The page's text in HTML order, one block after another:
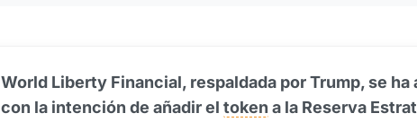
World Liberty Financial, respaldada por Trump, se ha
con la intención de añadir el token a la Reserva